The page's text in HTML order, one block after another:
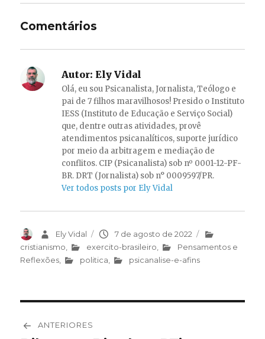
Comentários
Autor: Ely Vidal
Olá, eu sou Psicanalista, Jornalista, Teólogo e
pai de 7 filhos maravilhosos! Presido o Instituto
IESS (Instituto de Educação e Serviço Social)
que, dentre outras atividades, provê
atendimentos psicanalíticos, suporte jurídico
por meio da arbitragem e mediação de
conflitos. CIP (Psicanalista) sob nº 0001-12-PF-
BR. DRT (Jornalista) sob n° 0009597/PR.
Ver todos posts por Ely Vidal
AutorEly Vidal
Publicado
em
7 de agosto de 2022
Categorias
cristianismo
exercito-brasileiro
Pensamentos e
Reflexões
politica psicanalise-e-afins
ANTERIORES